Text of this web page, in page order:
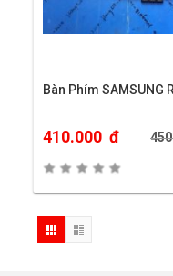
Bàn Phím SAMSUNG
410.000 đ